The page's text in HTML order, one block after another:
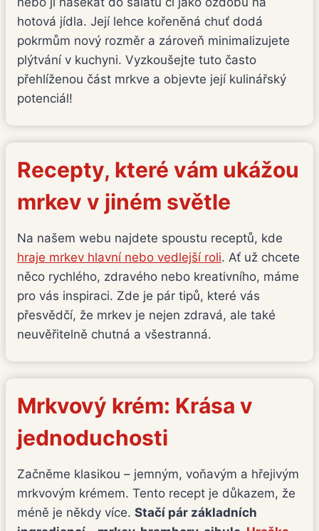
hotová jídla. Její lehce kořeněná chuť dodá
pokrmům nový rozměr a zároveň minimalizujete
plýtvání v kuchyni. Vyzkoušejte tuto často
přehlíženou část mrkve a objevte její kulinářský
potenciál!
Recepty, které vám ukážou
mrkev v jiném světle
Na našem webu najdete spoustu receptů, kde
hraje mrkev hlavní nebo vedlejší roli. Ať už chcete
něco rychlého, zdravého nebo kreativního, máme
pro vás inspiraci. Zde je pár tipů, které vás
přesvědčí, že mrkev je nejen zdravá, ale také
neuvěřitelně chutná a všestranná.
Mrkvový krém: Krása v
jednoduchosti
Začněme klasikou – jemným, voňavým a hřejivým
mrkvovým krémem. Tento recept je důkazem, že
méně je někdy více. Stačí pár základních